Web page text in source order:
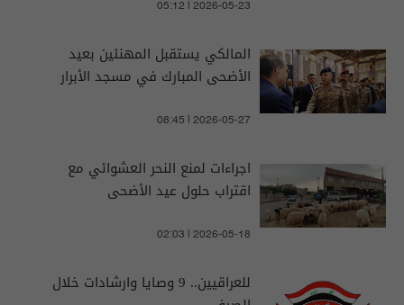
05:12 | 2026-05-23
المالكي يستقبل المهنئين بعيد
الأضحى المبارك في مسجد الأبرار
08:45 | 2026-05-27
اجراءات لمنع النحر العشوائي مع
اقتراب حلول عيد الأضحى
02:03 | 2026-05-18
للعراقيين.. 9 وصايا وارشادات خلال